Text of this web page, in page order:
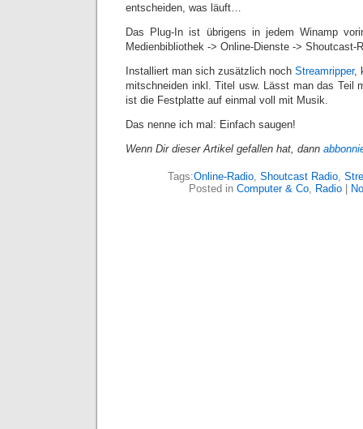
entscheiden, was läuft…
Das Plug-In ist übrigens in jedem Winamp
Medienbibliothek -> Online-Dienste -> Shoutcast-
Installiert man sich zusätzlich noch Streamripper,
mitschneiden inkl. Titel usw. Lässt man das Teil
ist die Festplatte auf einmal voll mit Musik.
Das nenne ich mal: Einfach saugen!
Wenn Dir dieser Artikel gefallen hat, dann
Tags:Online-Radio, Shoutcast Radio,
Posted in Computer & Co, Radio